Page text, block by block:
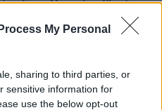
My Personal
sharing to third parties, or
sensitive information for
use the below opt-out
a Fiona May e Jury Chechi
per i campionati nazionali
di successi